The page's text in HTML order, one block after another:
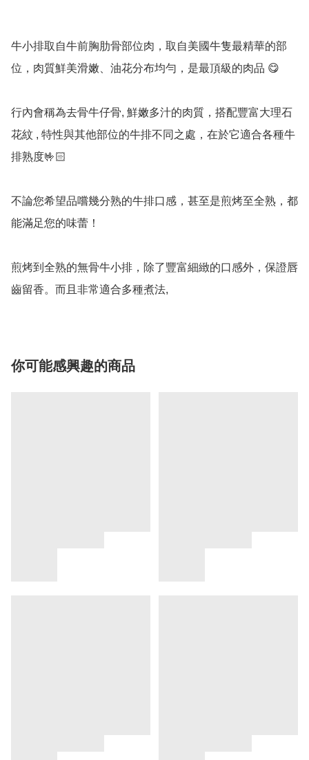
牛小排取自牛前胸肋骨部位肉，取自美國牛隻最精華的部
位，肉質鮮美滑嫩、油花分布均勻，是最頂級的肉品 😋
行內會稱為去骨牛仔骨, 鮮嫩多汁的肉質，搭配豐富大理石
花紋 , 特性與其他部位的牛排不同之處，在於它適合各種牛
排熟度🤟🏻
不論您希望品嚐幾分熟的牛排口感，甚至是煎烤至全熟，都
能滿足您的味蕾！
煎烤到全熟的無骨牛小排，除了豐富細緻的口感外，保證唇
齒留香。而且非常適合多種煮法,
你可能感興趣的商品